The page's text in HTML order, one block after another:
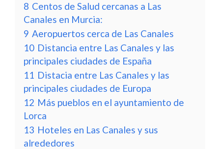
8 Centos de Salud cercanas a Las
Canales en Murcia:
9 Aeropuertos cerca de Las Canales
10 Distancia entre Las Canales y las
principales ciudades de España
11 Distacia entre Las Canales y las
principales ciudades de Europa
12 Más pueblos en el ayuntamiento de
Lorca
13 Hoteles en Las Canales y sus
alrededores